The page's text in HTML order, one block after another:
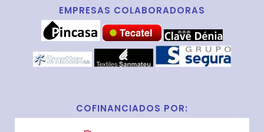
EMPRESAS COLABORADORAS
COFINANCIADOS POR: